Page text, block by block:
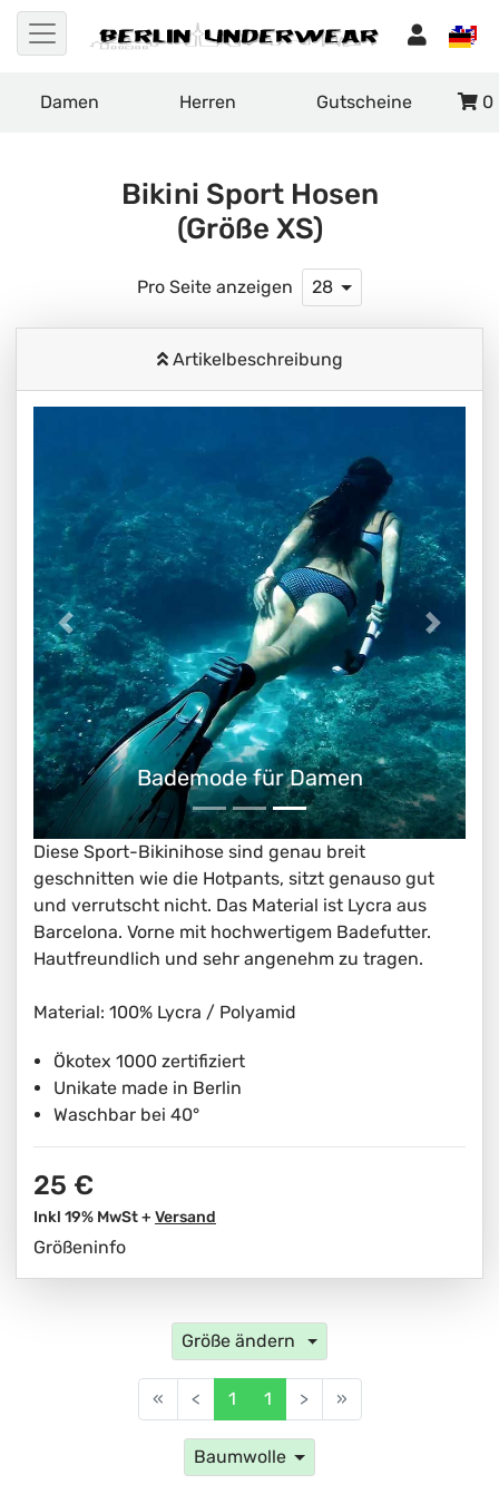
Damen Herren Gutscheine 0
Bikini Sport Hosen
(Größe XS)
Pro Seite anzeigen 28
Artikelbeschreibung
Bademode für Damen
Diese Sport-Bikinihose sind genau breit
geschnitten wie die Hotpants, sitzt genauso gut
und verrutscht nicht. Das Material ist Lycra aus
Barcelona. Vorne mit hochwertigem Badefutter.
Hautfreundlich und sehr angenehm zu tragen.
Material: 100% Lycra / Polyamid
Ökotex 1000 zertifiziert
Unikate made in Berlin
Waschbar bei 40°
25 €
Inkl 19% MwSt + Versand
Größeninfo
Größe ändern
« < 1 1 > »
Baumwolle